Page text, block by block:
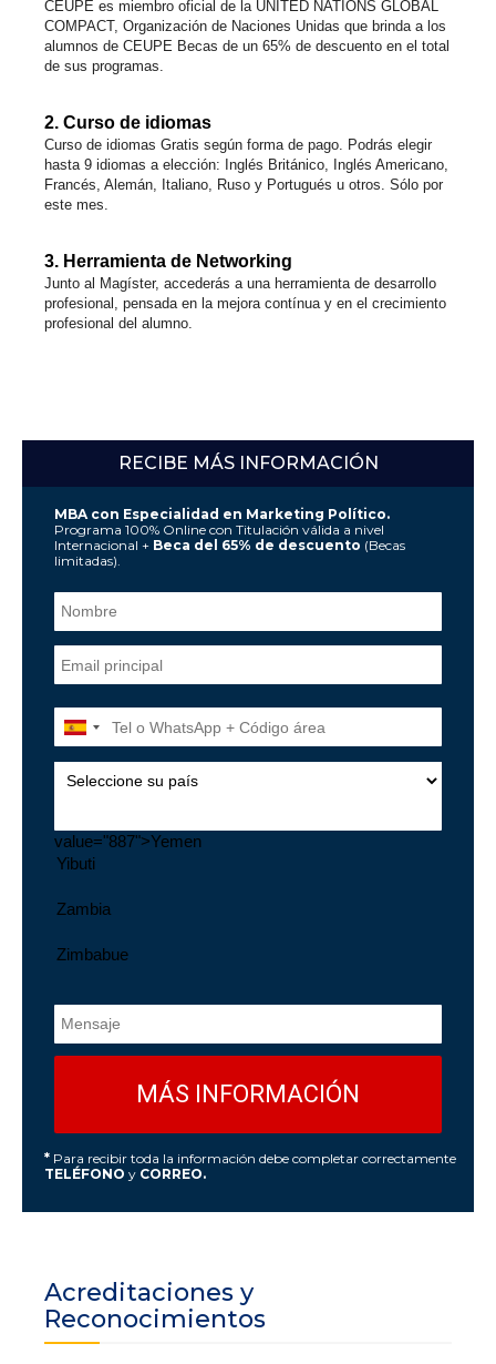
CEUPE es miembro oficial de la UNITED NATIONS GLOBAL
COMPACT, Organización de Naciones Unidas que brinda a los
alumnos de CEUPE Becas de un 65% de descuento en el total
de sus programas.
2. Curso de idiomas
Curso de idiomas Gratis según forma de pago. Podrás elegir
hasta 9 idiomas a elección: Inglés Británico, Inglés Americano,
Francés, Alemán, Italiano, Ruso y Portugués u otros. Sólo por
este mes.
3. Herramienta de Networking
Junto al Magíster, accederás a una herramienta de desarrollo
profesional, pensada en la mejora contínua y en el crecimiento
profesional del alumno.
RECIBE MÁS INFORMACIÓN
MBA con Especialidad en Marketing Político.
Programa 100% Online con Titulación válida a nivel
Internacional + Beca del 65% de descuento (Becas
limitadas).
value="887">Yemen
* Para recibir toda la información debe completar correctamente
TELÉFONO y CORREO.
Acreditaciones y
Reconocimientos